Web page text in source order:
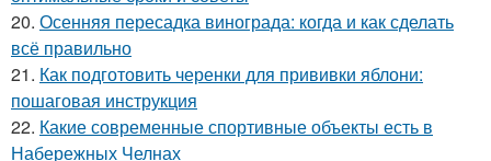
20. Осенняя пересадка винограда: когда и как сделать
всё правильно
21. Как подготовить черенки для прививки яблони:
пошаговая инструкция
22. Какие современные спортивные объекты есть в
Набережных Челнах